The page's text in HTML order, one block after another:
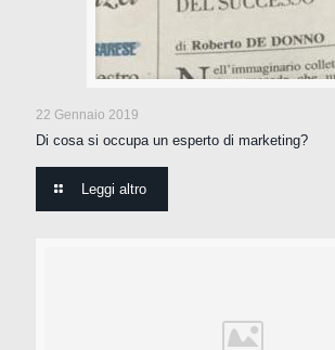
22 Gennaio 2019
Di cosa si occupa un esperto di marketing?
Leggi altro